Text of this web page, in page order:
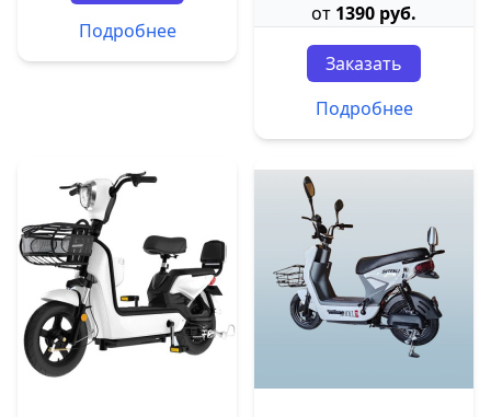
Подробнее
от 1390 руб.
Заказать
Подробнее